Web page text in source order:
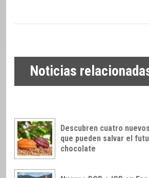
Noticias
Descubren cuatro
que pueden salvar el
chocolate